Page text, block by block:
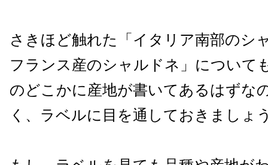
さきほど触れた「イタリア南部のシ
フランス産のシャルドネ」について
のどこかに産地が書いてあるはずな
く、ラベルに目を通しておきましょ